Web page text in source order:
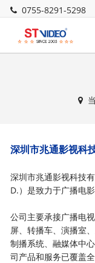
0755-8291-5298
深圳市兆通影视科
深圳市兆通影视科技
D.）是致力于广播电
公司主要承接广播电
屏、转播车、演播室
制播系统、融媒体中
司产品和服务已覆盖